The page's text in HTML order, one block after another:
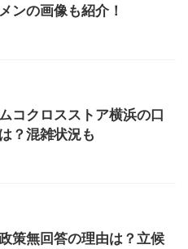
ンの画像も紹介！
コクロスストア横浜の口
？混雑状況も
策無回答の理由は？立候